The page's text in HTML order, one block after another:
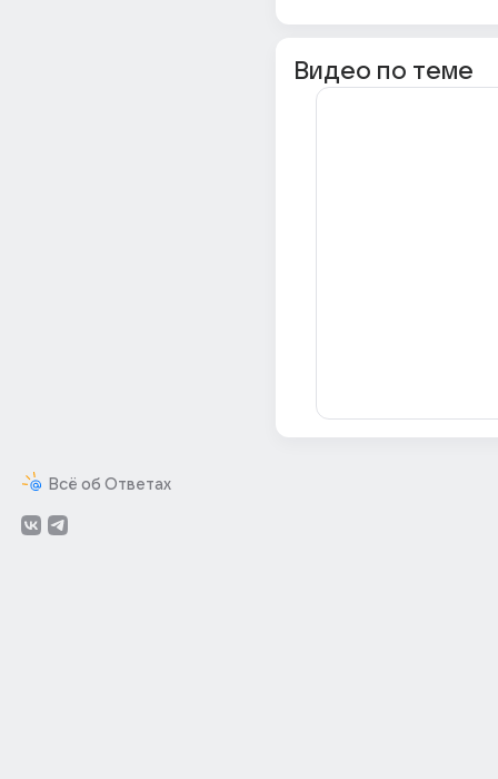
Всё об Ответах
Видео по теме